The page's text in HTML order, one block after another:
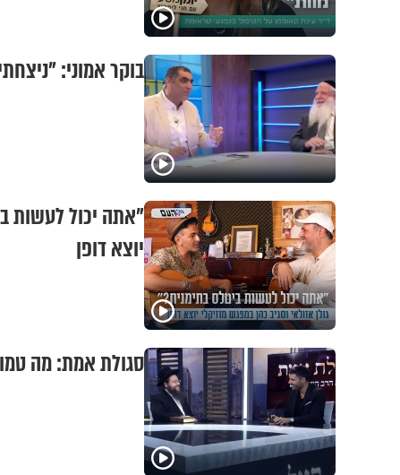
בוקר אמוני:
"אתה יכול לעשות
יוצא דופן
סגולת אמת: מה